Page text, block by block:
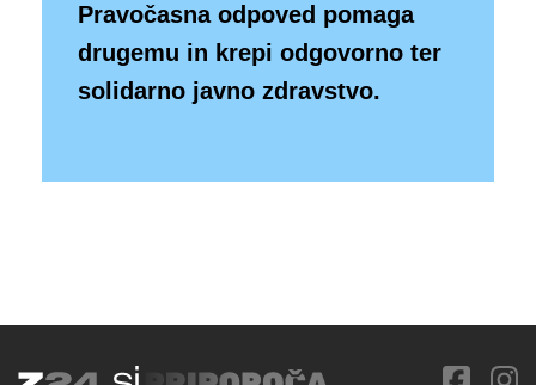
Pravočasna odpoved pomaga
drugemu in krepi odgovorno ter
solidarno javno zdravstvo.